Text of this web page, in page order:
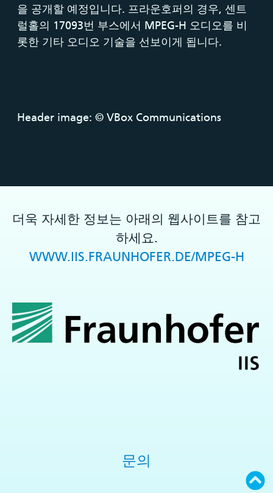
을 공개할 예정입니다. 프라운호퍼의 경우, 센트
럴홀의 17093번 부스에서 MPEG-H 오디오를 비
롯한 기타 오디오 기술을 선보이게 됩니다.
Header image: © VBox Communications
더욱 자세한 정보는 아래의 웹사이트를 참고
하세요.
WWW.IIS.FRAUNHOFER.DE/MPEG-H
문의